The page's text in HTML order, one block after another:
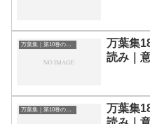
万葉集｜第10巻の和歌一覧
万葉集
読み｜
万葉集｜第10巻の和歌一覧
万葉集